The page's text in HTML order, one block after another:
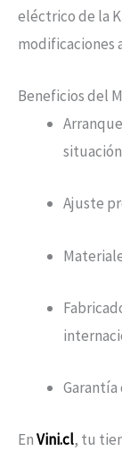
eléctrico de la
modificaciones
Beneficios del
Ajuste
Garantía
EnVini.cl, tu